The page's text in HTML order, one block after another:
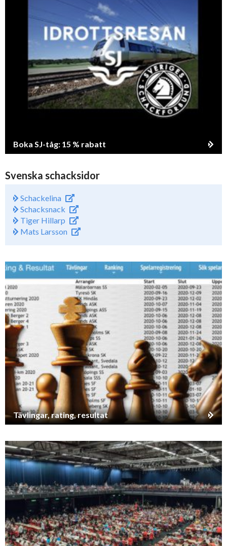
Boka SJ-tåg: 15 % rabatt
Svenska schacksidor
Schackelina
Schacksnack
Tiger Hillarp
Mats Larsson
Tävlingar, rating, resultat